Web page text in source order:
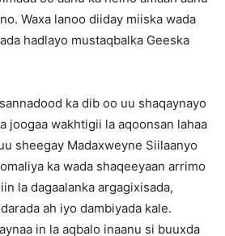
Waxa lanoo diiday miiska wada
hadlayo mustaqbalka Geeska
ka dib oo uu shaqaynayo
joogaa wakhtigii la aqoonsan lahaa
sheegay Madaxweyne Siilaanyo
ka wada shaqeeyaan arrimo
la dagaalanka argagixisada,
ah iyo dambiyada kale.
in la aqbalo inaanu si buuxda